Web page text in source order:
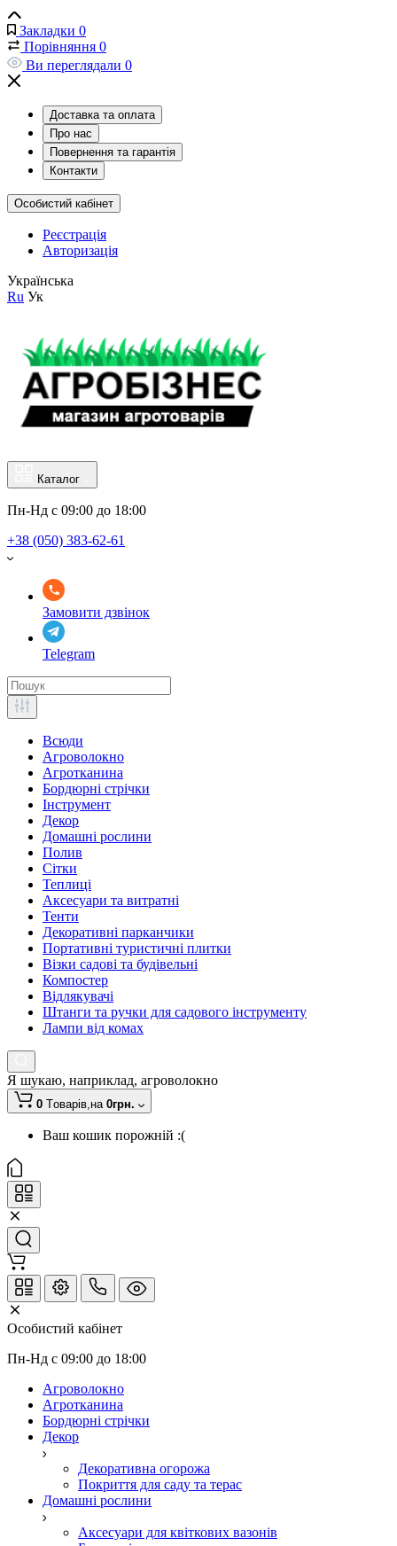
Закладки 0
Порівняння 0
Ви переглядали 0
Доставка та оплата
Про нас
Повернення та гарантія
Контакти
Особистий кабінет
Реєстрація
Авторизація
Українська
Ru Ук
Каталог
Пн-Нд с 09:00 до 18:00
+38 (050) 383-62-61
Замовити дзвінок
Telegram
Всюди
Агроволокно
Агротканина
Бордюрні стрічки
Інструмент
Декор
Домашні рослини
Полив
Сітки
Теплиці
Аксесуари та витратні
Тенти
Декоративні парканчики
Портативні туристичні плитки
Візки садові та будівельні
Компостер
Відлякувачі
Штанги та ручки для садового інструменту
Лампи від комах
Я шукаю, наприклад, агроволокно
0 Tоварів,на 0грн.
Ваш кошик порожній :(
Особистий кабінет
Пн-Нд с 09:00 до 18:00
Агроволокно
Агротканина
Бордюрні стрічки
Декор
Декоративна огорожа
Покриття для саду та терас
Домашні рослини
Аксесуари для квіткових вазонів